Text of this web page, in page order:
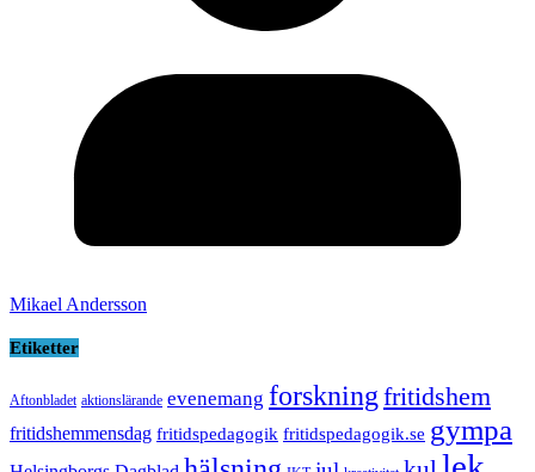
Mikael Andersson
Etiketter
Aftonbladet aktionslärande evenemang forskning fritidshem
fritidshemmensdag fritidspedagogik fritidspedagogik.se gympa